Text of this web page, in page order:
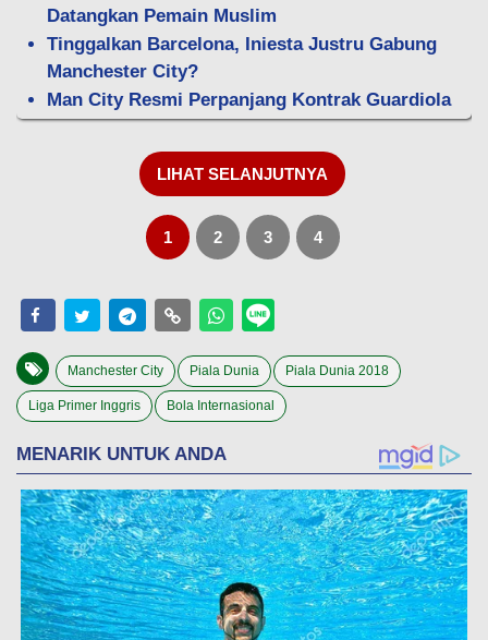
Datangkan Pemain Muslim
Tinggalkan Barcelona, Iniesta Justru Gabung
Manchester City?
Man City Resmi Perpanjang Kontrak Guardiola
LIHAT SELANJUTNYA
1 2 3 4
Manchester City Piala Dunia Piala Dunia 2018
Liga Primer Inggris Bola Internasional